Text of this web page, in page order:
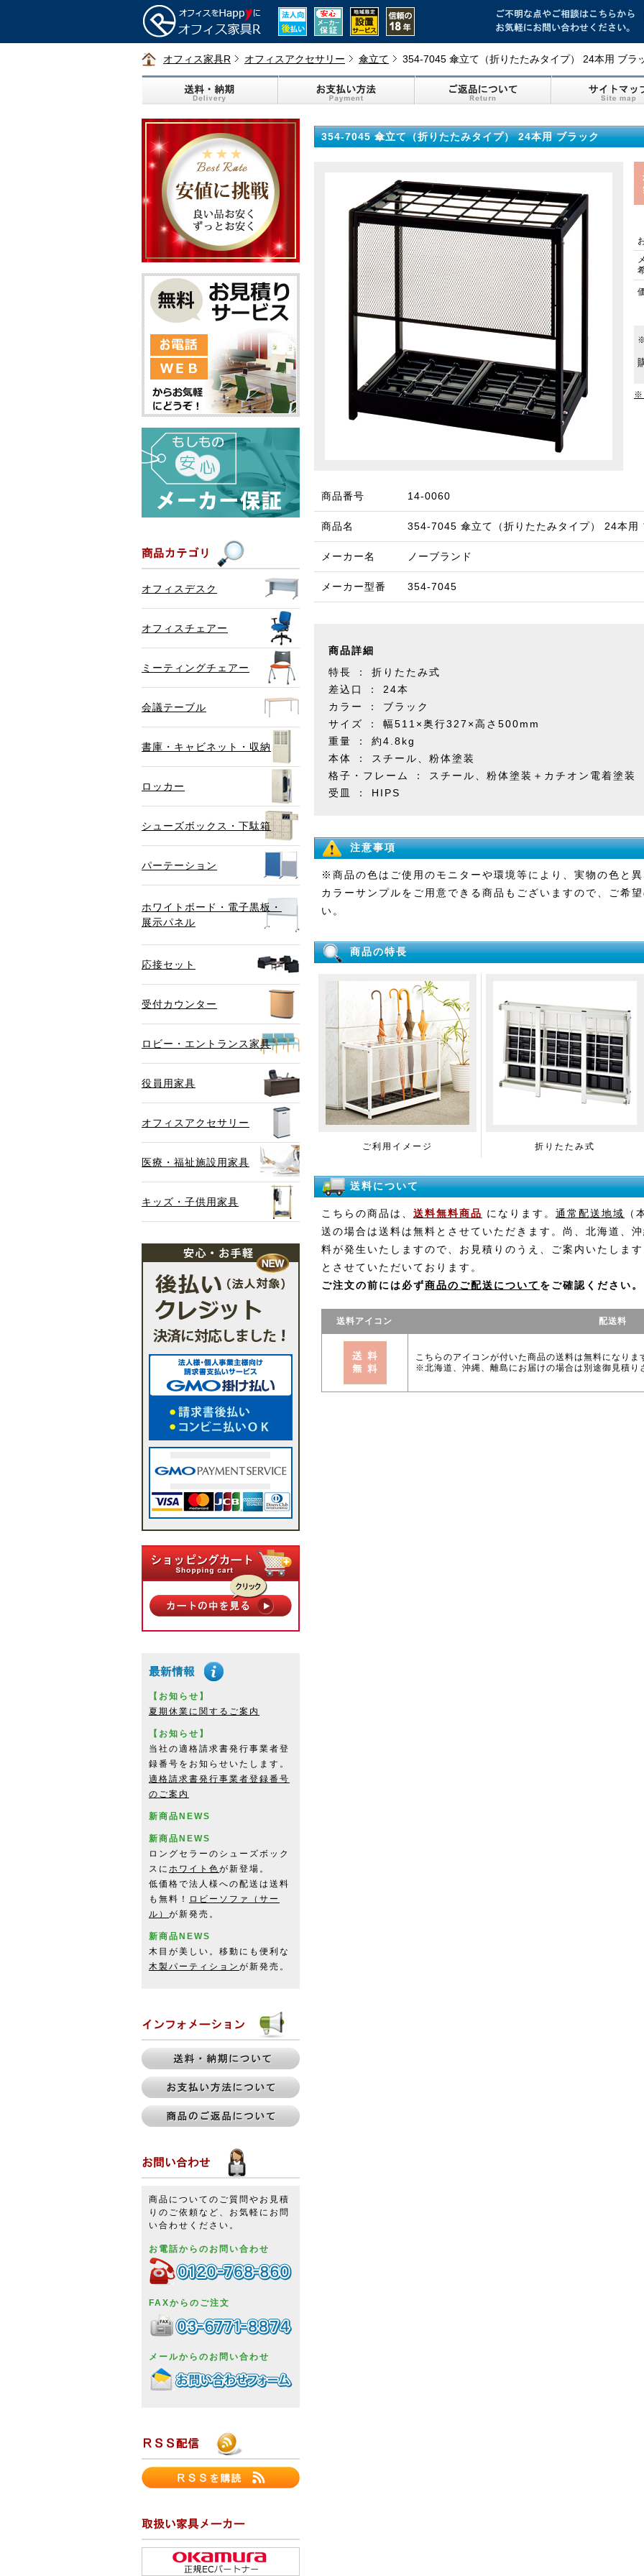
オフィス家具R オフィスアクセサリー 傘立て 354-7045 傘立て（折りたたみタイプ） 24本用 ブラ
オフィスデスク
オフィスチェアー
ミーティングチェアー
会議テーブル
書庫・キャビネット・収納
ロッカー
シューズボックス・下駄箱
パーテーション
ホワイトボード・電子黒板・
展示パネル
応接セット
受付カウンター
ロビー・エントランス家具
役員用家具
オフィスアクセサリー
医療・福祉施設用家具
キッズ・子供用家具
【お知らせ】
夏期休業に関するご案内
【お知らせ】
当社の適格請求書発行事業者登
録番号をお知らせいたします。
適格請求書発行事業者登録番号
のご案内
新商品NEWS
新商品NEWS
ロングセラーのシューズボック
スに ホワイト色が新登場。
低価格で法人様への配送は送料
も無料！
ロビーソファ（サー
ル） が新発売。
新商品NEWS
木目が美しい。移動にも便利な
木製パーティション が新発売。
商品についてのご質問やお見積
りのご依頼など、お気軽にお問
い合わせください。
お電話からのお問い合わせ
FAXからのご注文
メールからのお問い合わせ
354-7045 傘立て（折りたたみタイプ） 24本用 ブラック
※
商品番号 14-0060
商品名 354-7045 傘立て（折りたたみタイプ） 24本用
メーカー名 ノーブランド
メーカー型番 354-7045
商品詳細
特長 ： 折りたたみ式
差込口 ： 24本
カラー ： ブラック
サイズ ： 幅511×奥行327×高さ500mm
重量 ： 約4.8kg
本体 ： スチール、粉体塗装
格子・フレーム ： スチール、粉体塗装＋カチオン電着塗装
受皿 ： HIPS
注意事項
※商品の色はご使用のモニターや環境等により、実物の色と
カラーサンプルをご用意できる商品もございますので、ご希
い。
商品の特長
ご利用イメージ 折りたたみ式
送料について
こちらの商品は、 送料無料商品 になります。 通常配送地域
（
送の場合は送料は無料とさせていただきます。尚、北海道、
料が発生いたしますので、お見積りのうえ、ご案内いたしま
とさせていただいております。
ご注文の前には必ず商品のご配送について をご確認ください。
送料アイコン 配送料
こちらのアイコンが付いた商品の送料は無料になりま
※北海道、沖縄、離島にお届けの場合は別途御見積り